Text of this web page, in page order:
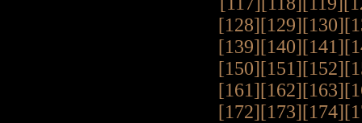
[128][129][130]
[139][140][141]
[150][151][152]
[161][162][163]
[172][173][174]